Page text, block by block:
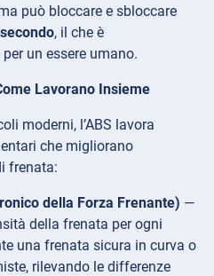
può bloccare e sbloccare
, il che è
un essere umano.
Lavorano Insieme
moderni, l’ABS lavora
che migliorano
frenata:
della Forza Frenante) —
della frenata per ogni
una frenata sicura in curva o
rilevando le differenze